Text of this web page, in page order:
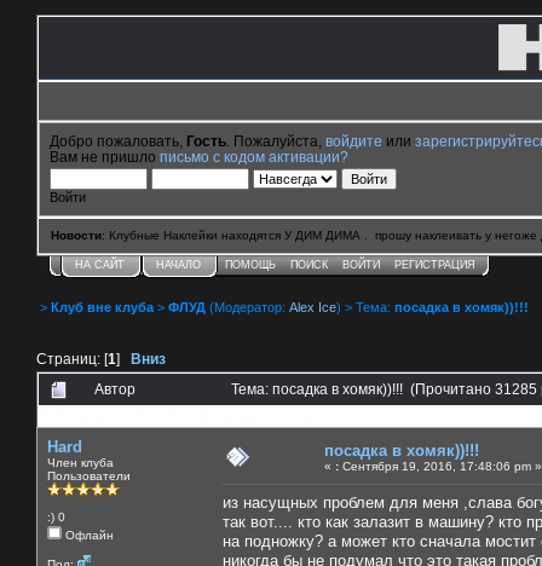
Добро пожаловать, Гость . Пожалуйста, войдите или
Вам не пришло письмо с кодом активации?
Войти
Новости: Клубные Наклейки находятся У ДИМ ДИМА . прошу наклеивать у негоже
НА САЙТ НАЧАЛО ПОМОЩЬ ПОИСК ВОЙТИ РЕГИСТРАЦИЯ
> Клуб вне клуба > ФЛУД (Модератор: Alex Ice) > Тема: посадка в хомяк))!!!
Страниц: [1] Вниз
Автор
Тема: посадка в хомяк))!!! (Прочитано 31285
Hard
Член клуба
Пользователи
:) 0
Офлайн
посадка в хомяк))!!!
« : Сентября 19, 2016, 17:48:06 pm »
из насущных проблем для меня ,слава
так вот.... кто как залазит в машину? кто
на подножку? а может кто сначала
никогда бы не подумал что это такая